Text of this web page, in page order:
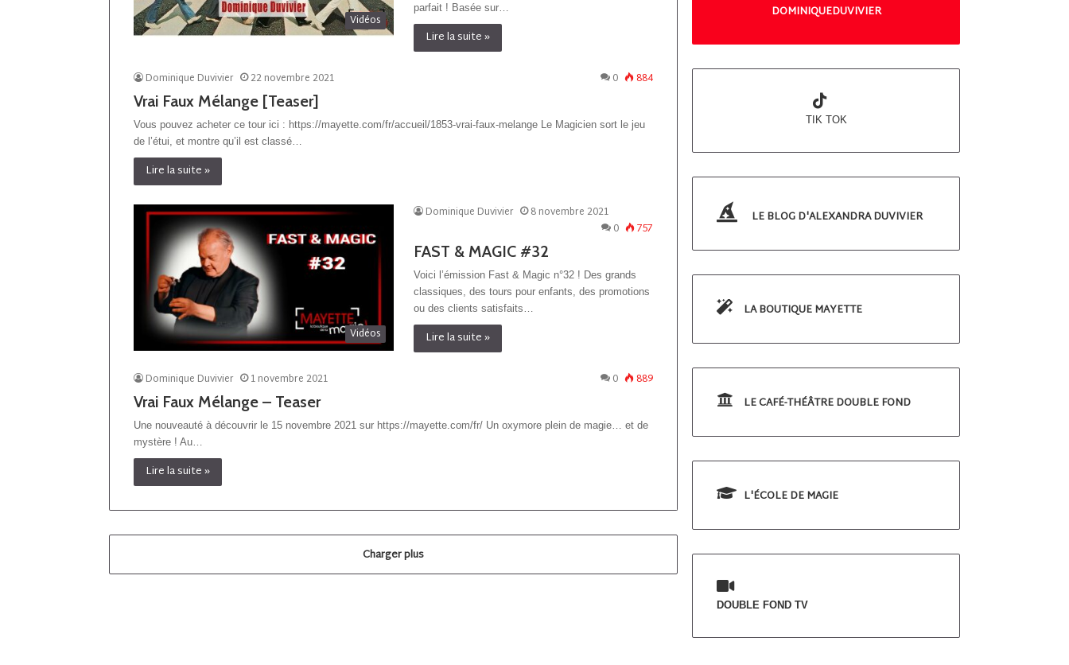
Vidéos
parfait ! Basée sur…
Lire la suite »
Dominique Duvivier 22 novembre 2021 0 884
Vrai Faux Mélange [Teaser]
Vous pouvez acheter ce tour ici : https://mayette.com/fr/accueil/1853-vrai-faux-melange Le Magicien sort le jeu
de l’étui, et montre qu’il est classé…
Lire la suite »
Vidéos
Dominique Duvivier
8 novembre 2021
0
757
FAST & MAGIC #32
Voici l’émission Fast & Magic n°32 ! Des grands
classiques, des tours pour enfants, des promotions
ou des clients satisfaits…
Lire la suite »
Dominique Duvivier 1 novembre 2021 0 889
Vrai Faux Mélange – Teaser
Une nouveauté à découvrir le 15 novembre 2021 sur https://mayette.com/fr/ Un oxymore plein de magie… et de
mystère ! Au…
Lire la suite »
Charger plus
DOMINIQUEDUVIVIER
TIK TOK
LE BLOG D'ALEXANDRA DUVIVIER
LA BOUTIQUE MAYETTE
LE CAFÉ-THÉÂTRE DOUBLE FOND
L'ÉCOLE DE MAGIE
DOUBLE FOND TV